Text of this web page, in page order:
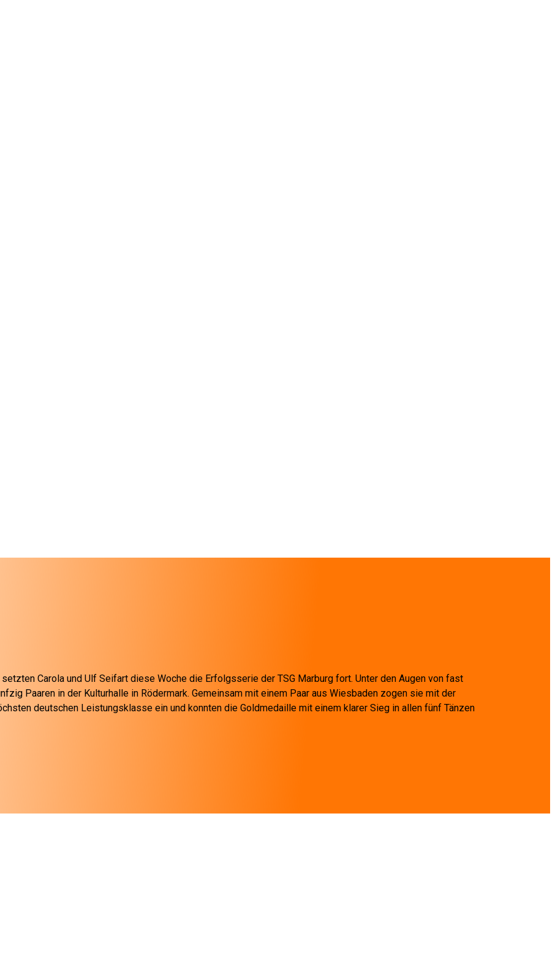
Carola und Ulf Seifart diese Woche die Erfolgsserie der TSG Marburg fort. Unter den Augen von fast
Paaren in der Kulturhalle in Rödermark. Gemeinsam mit einem Paar aus Wiesbaden zogen sie mit der
deutschen Leistungsklasse ein und konnten die Goldmedaille mit einem klarer Sieg in allen fünf Tänzen